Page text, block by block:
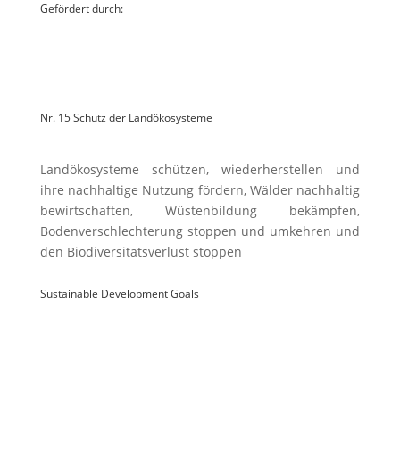
Gefördert durch:
Nr. 15 Schutz der Landökosysteme
Landökosysteme schützen, wiederherstellen und
ihre nachhaltige Nutzung fördern, Wälder nachhaltig
bewirtschaften, Wüstenbildung bekämpfen,
Bodenverschlechterung stoppen und umkehren und
den Biodiversitätsverlust stoppen
Sustainable Development Goals